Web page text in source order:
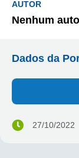
AUTOR
Nenhum
Dados da
27/10/2022